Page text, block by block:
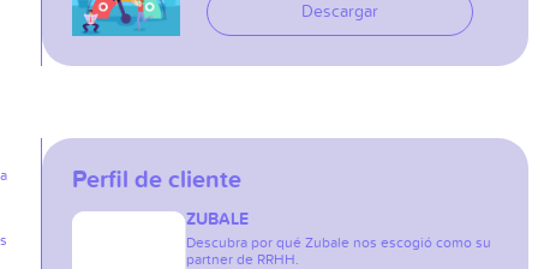
Descargar
Perfil de cliente
ZUBALE
Descubra por qué Zubale nos escogió como su
partner de RRHH.